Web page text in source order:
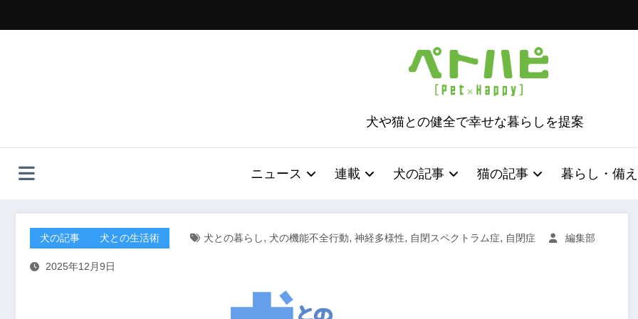
ッ
犬や猫との健全で幸せな暮らしを提案
ニュース 連載 犬の記事 猫の記事 暮らし・備え
犬の記事 犬との生活術 犬との暮らし, 犬の機能不全行動, 神経多様性, 自閉スペクトラム症, 自閉症 編集部
2025年12月9日